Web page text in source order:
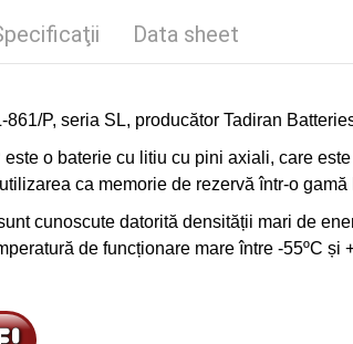
Data sheet
861/P, seria SL, producător Tadiran
este o baterie cu litiu cu pini axiali, care
ca memorie de rezervă într-o gamă
cunoscute datorită densității mari de
de funcționare mare între -55ºC